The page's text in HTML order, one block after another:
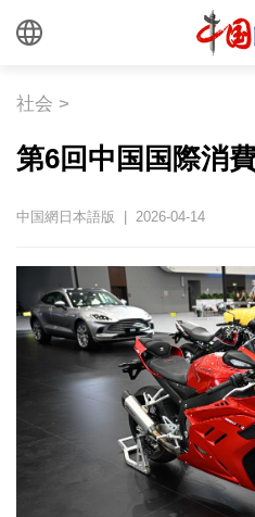
社会 >
第6回中国国際消
中国網日本語版 | 2026-04-14